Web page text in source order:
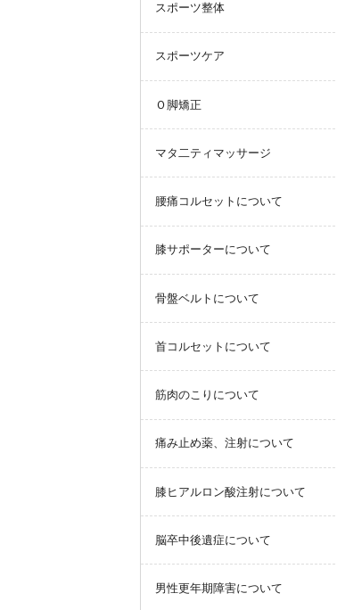
スポーツ整体
スポーツケア
Ｏ脚矯正
マタ二ティマッサージ
腰痛コルセットについて
膝サポーターについて
骨盤ベルトについて
首コルセットについて
筋肉のこりについて
痛み止め薬、注射について
膝ヒアルロン酸注射について
脳卒中後遺症について
男性更年期障害について